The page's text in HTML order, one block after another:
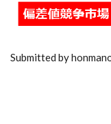
Submitted by